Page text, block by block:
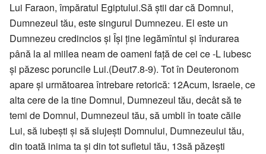
Lui Faraon, împăratul Egiptului.Să ştii dar că Domnul,
Dumnezeul tău, este singurul Dumnezeu. El este un
Dumnezeu credincios şi Îşi ţine legămîntul şi îndurarea
până la al miilea neam de oameni faţă de cei ce -L iubesc
şi păzesc poruncile Lui.(Deut7.8-9). Tot în Deuteronom
apare şi următoarea întrebare retorică: 12Acum, Israele, ce
alta cere de la tine Domnul, Dumnezeul tău, decât să te
temi de Domnul, Dumnezeul tău, să umbli în toate căile
Lui, să iubeşti şi să slujeşti Domnului, Dumnezeului tău,
din toată inima ta şi din tot sufletul tău, 13să păzeşti